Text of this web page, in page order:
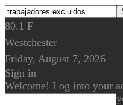
80.1 F
Westchester
Friday, August 7, 2026
Sign in
Welcome! Log into your